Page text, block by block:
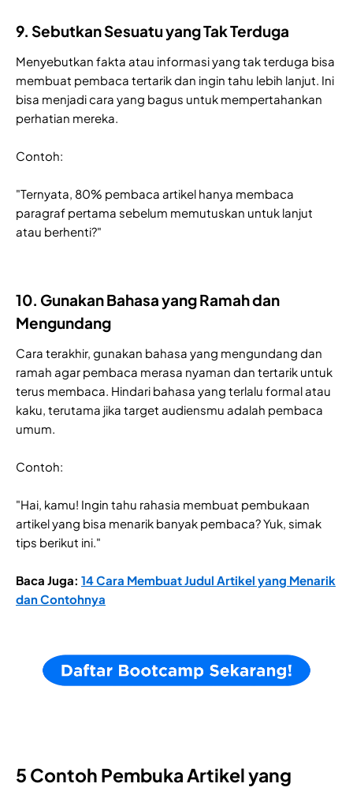
9. Sebutkan Sesuatu yang Tak Terduga
Menyebutkan fakta atau informasi yang tak terduga bisa
membuat pembaca tertarik dan ingin tahu lebih lanjut. Ini
bisa menjadi cara yang bagus untuk mempertahankan
perhatian mereka.
Contoh:
"Ternyata, 80% pembaca artikel hanya membaca
paragraf pertama sebelum memutuskan untuk lanjut
atau berhenti?"
10. Gunakan Bahasa yang Ramah dan
Mengundang
Cara terakhir, gunakan bahasa yang mengundang dan
ramah agar pembaca merasa nyaman dan tertarik untuk
terus membaca. Hindari bahasa yang terlalu formal atau
kaku, terutama jika target audiensmu adalah pembaca
umum.
Contoh:
"Hai, kamu! Ingin tahu rahasia membuat pembukaan
artikel yang bisa menarik banyak pembaca? Yuk, simak
tips berikut ini."
Baca Juga: 14 Cara Membuat Judul Artikel yang Menarik
dan Contohnya
5 Contoh Pembuka Artikel yang